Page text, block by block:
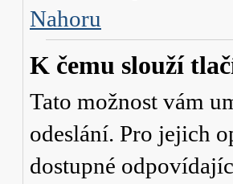
Nahoru
K čemu slouží
Tato možnost vám
odeslání. Pro jejich
dostupné